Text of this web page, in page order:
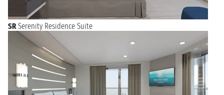
SR Serenity Residence Suite